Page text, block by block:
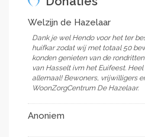
Welzijn de Hazelaar
Dank je wel Hendo voor het ter
huifkar zodat wij met totaal 50
konden genieten van de
van Hasselt ivm het Euifeest.
allemaal! Bewoners, vrijwilligers
WoonZorgCentrum De Hazelaar.
Anoniem